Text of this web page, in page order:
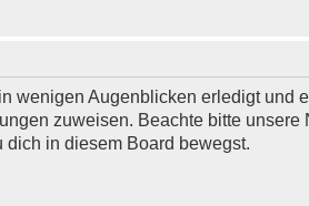
wenigen Augenblicken erledigt und
zuweisen. Beachte bitte
in diesem Board bewegst.